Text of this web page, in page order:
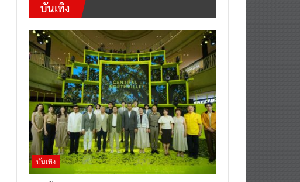
บันเทิง
บันเทิง